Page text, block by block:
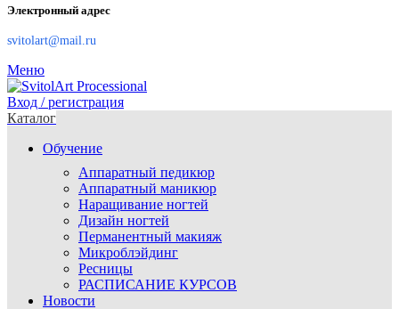
Электронный адрес
svitolart@mail.ru
Меню
Вход / регистрация
Каталог
Обучение
Аппаратный педикюр
Аппаратный маникюр
Наращивание ногтей
Дизайн ногтей
Перманентный макияж
Микроблэйдинг
Ресницы
РАСПИСАНИЕ КУРСОВ
Новости